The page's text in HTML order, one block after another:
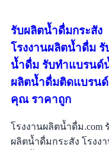
รับผลิตน้ำดื่มกระสัง
โรงงานผลิตน้ำดื่ม รั
น้ำดื่ม รับทำแบรนด์
ผลิตน้ำดื่มติดแบรน
คุณ ราคาถูก
โรงงานผลิตน้ำดื่ม.com
ผลิตน้ำดื่มกระสัง โรงง